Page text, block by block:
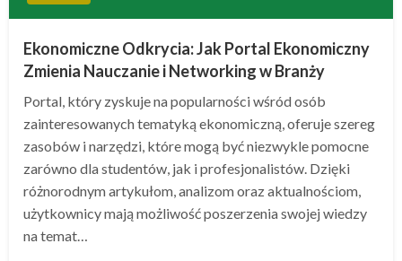
Ekonomiczne Odkrycia: Jak Portal Ekonomiczny
Zmienia Nauczanie i Networking w Branży
Portal, który zyskuje na popularności wśród osób
zainteresowanych tematyką ekonomiczną, oferuje szereg
zasobów i narzędzi, które mogą być niezwykle pomocne
zarówno dla studentów, jak i profesjonalistów. Dzięki
różnorodnym artykułom, analizom oraz aktualnościom,
użytkownicy mają możliwość poszerzenia swojej wiedzy
na temat…